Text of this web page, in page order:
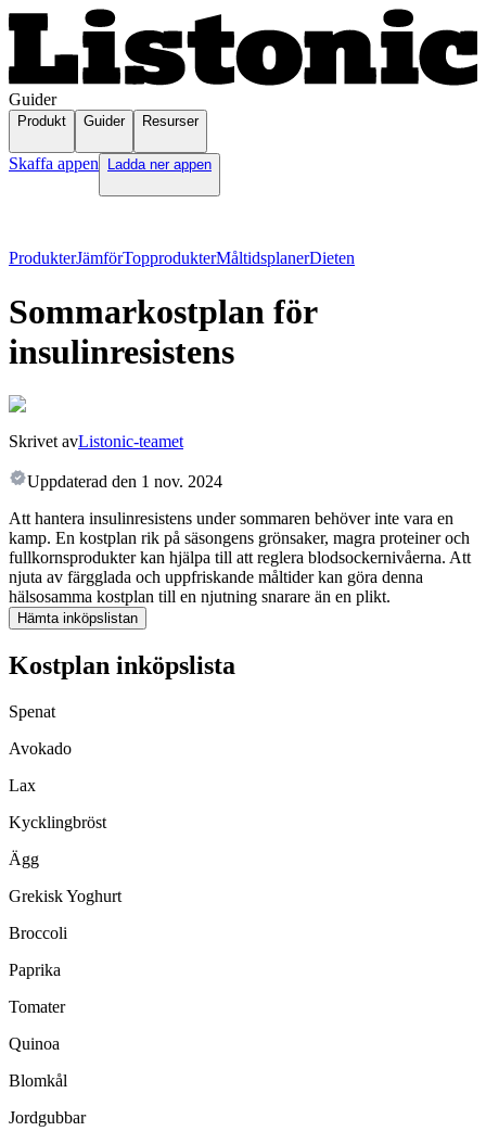
Guider
Produkt Guider Resurser
Skaffa appen Ladda ner appen
ProdukterJämförTopprodukterMåltidsplanerDieten
Sommarkostplan för
insulinresistens
Skrivet avListonic-teamet
Uppdaterad den 1 nov. 2024
Att hantera insulinresistens under sommaren behöver inte vara en
kamp. En kostplan rik på säsongens grönsaker, magra proteiner och
fullkornsprodukter kan hjälpa till att reglera blodsockernivåerna. Att
njuta av färgglada och uppfriskande måltider kan göra denna
hälsosamma kostplan till en njutning snarare än en plikt.
Hämta inköpslistan
Kostplan inköpslista
Spenat
Avokado
Lax
Kycklingbröst
Ägg
Grekisk Yoghurt
Broccoli
Paprika
Tomater
Quinoa
Blomkål
Jordgubbar